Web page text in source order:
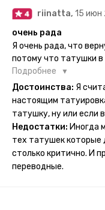
сразу же проявился.
носится дольше,
её стоит наносить.
водой спокойно
riinatta, 15 июн
очень рада
Я очень рада, что
потому что татушки в
просто не
вообще слазили, вот
через сутки
потому что у меня
татуировок(
Подробнее
Достоинства: Я
настоящим
татушку, ну или если
Недостатки: Иногда
тех татушек которые
столько критично. И
переводные.